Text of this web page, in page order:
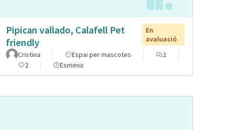
Pipican vallado, Calafell Pet
friendly
En
avaluació
Cristina
Espai per mascotes
2
2
Esmena